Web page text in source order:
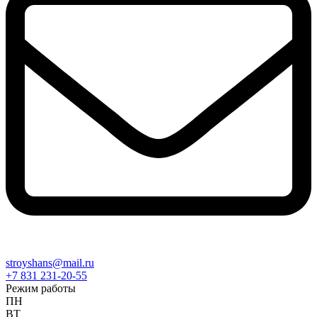
stroyshans@mail.ru
+7 831 231-20-55
Режим работы
ПН
ВТ